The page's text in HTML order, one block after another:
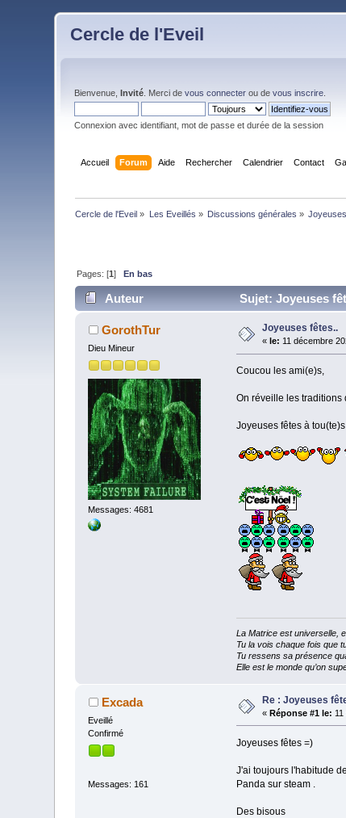
Cercle de l'Eveil
Bienvenue,Invité . Merci devous connecter ou devous inscrire
Connexion avec identifiant, mot de passe et durée de la session
Accueil Forum Aide Rechercher Calendrier Contact
Cercle de l'Eveil » Les Eveillés » Discussions générales » Joyeuses
Pages: [1]En bas
Auteur Sujet: Joyeuses
GorothTur
Dieu Mineur
Messages: 4681
Joyeuses fêtes..
« le: 11 décembre
Coucou les ami(e)s,
On réveille les traditions
Joyeuses fêtes à tou(te)s
La Matrice est universelle,
Tu la vois chaque fois que
Tu ressens sa présence
Elle est le monde qu’on
Excada
Eveillé
Confirmé
Messages: 161
Re : Joyeuses
«Réponse #1 le:
Joyeuses fêtes =)
J'ai toujours l'habitude
Panda sur steam .
Des bisous